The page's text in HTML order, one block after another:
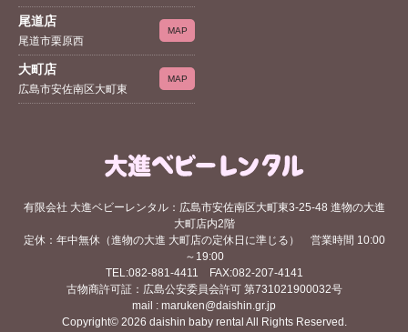
尾道店
尾道市栗原西
MAP
大町店
広島市安佐南区大町東
MAP
有限会社 大進ベビーレンタル：広島市安佐南区大町東3-25-48 進物の大進
大町店内2階
定休：年中無休（進物の大進 大町店の定休日に準じる） 営業時間 10:00
～19:00
TEL:082-881-4411 FAX:082-207-4141
古物商許可証：広島公安委員会許可 第731021900032号
mail : maruken@daishin.gr.jp
Copyright© 2026 daishin baby rental All Rights Reserved.